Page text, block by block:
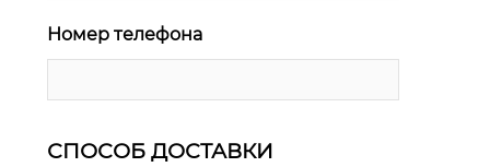
Номер телефона
СПОСОБ ДОСТАВКИ